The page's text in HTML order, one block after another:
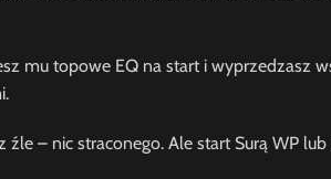
mu topowe EQ na start i wyprzedzasz
źle – nic straconego. Ale start Surą WP